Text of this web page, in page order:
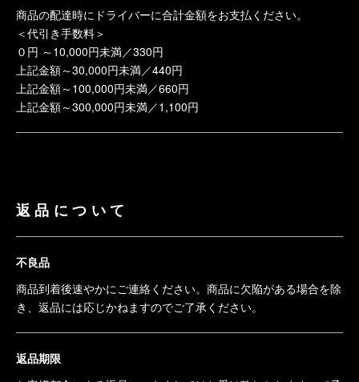
商品の配達時にドライバーに合計金額をお支払ください。
＜代引き手数料＞
０円 ～10,000円未満／330円
上記金額～30,000円未満／440円
上記金額～100,000円未満／660円
上記金額～300,000円未満／1,100円
返品について
不良品
商品到着後速やかにご連絡ください。商品に欠陥がある場合を除
き、返品には応じかねますのでご了承ください。
返品期限